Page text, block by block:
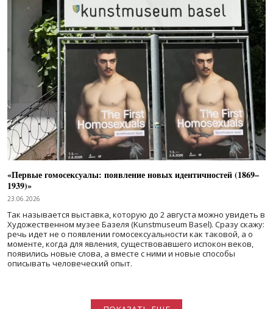
«Первые гомосексуалы: появление новых идентичностей (1869–
1939)»
23.06.2026
Так называется выставка, которую до 2 августа можно увидеть в
Художественном музее Базеля (Kunstmuseum Basel). Сразу скажу:
речь идет не о появлении гомосексуальности как таковой, а о
моменте, когда для явления, существовавшего испокон веков,
появились новые слова, а вместе с ними и новые способы
описывать человеческий опыт.